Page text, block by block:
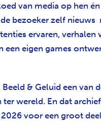
van media op hen
bezoeker zelf nieuws
ervaren, verhalen
een eigen games
& Geluid een van
wereld. En dat
voor een groot